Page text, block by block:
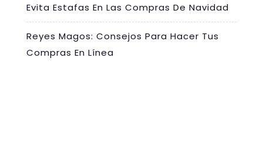
Evita Estafas En Las Compras De Navidad
Reyes Magos: Consejos Para Hacer Tus
Compras En Línea